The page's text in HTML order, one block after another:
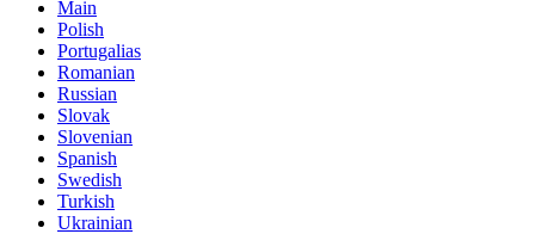
Main
Polish
Portugalias
Romanian
Russian
Slovak
Slovenian
Spanish
Swedish
Turkish
Ukrainian